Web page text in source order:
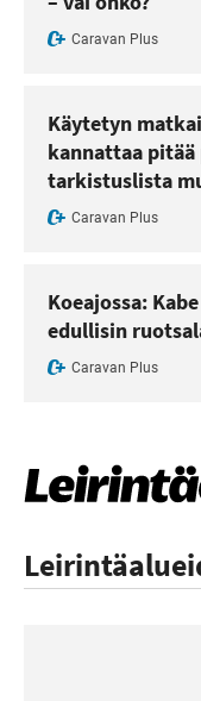
Caravan Plus
Käytetyn
kannattaa pitää
tarkistuslista
Caravan Plus
Koeajossa:
edullisin
Caravan Plus